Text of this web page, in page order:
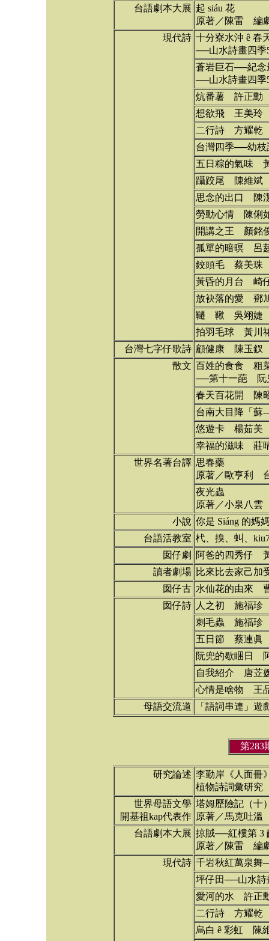
台語劇本大展 起 siáu 花
原著／陳雷 編
現代詩 十分寮水沖 ê 春
──山水詩畫四
蒼岩巨石──紀念
──山水詩畫四
炕番薯 許正勳
想欲飛 王美玲
二行詩 方耀乾
台灣四季──幼
五日粽的氣味
躡跤尾 陳維斌
思念的出口 陳
勞動心情 陳俐
開講之王 顏銘
孤單的暗暝 呂
鉸頭毛 蔡美珠
黃昏的月台 崎
放袂落的愛 鄧
韆 鞦 吳翊婕
拍羽毛球 黃川
台灣七字仔歌詩 顧健康 陳玉釵
散文 百姓的食食 粗
──第十一葩 阮
春天百花開 陳
台南大目降「
悠遊卡 楊茹美
幸福的滋味 莊
世界名著台譯 思春藥
原著／歐亨利
夜光蟲
原著／小泉八
小說 你是 Siáng 的媽
台語活教室 杙、搝、虯、
囡仔劇
阿爸的四秀仔
讀者劇場 比來比去家己
囡仔古 水仙花的由來
囡仔詩
人之初 施福珍
刺毛蟲 施福珍
五日節 蔡連眞
阮兜的歇睏日
自我紹介 唐苙
心情是啥物 王
母語交流道
「語詞串連」
第283
研究論述 李勤岸《人面冊
植物詩詞彙研究
世界母語文學
開基祖kap代表作
塔姆歷險記（十
原著／馬克吐
台語劇本大展 掠賊──紅樓第 3
原著／陳雷 編
現代詩 千岩秋紅萬泉
坪仔田──山水
愛河的水 許正
二行詩 方耀乾
烏白 ê 彩虹 陳